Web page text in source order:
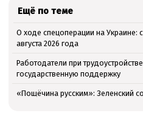
Ещё по теме
О ходе спецоперации на
августа 2026 года
Работодатели при
государственную поддержку
«Пощёчина русским»: Зеленский